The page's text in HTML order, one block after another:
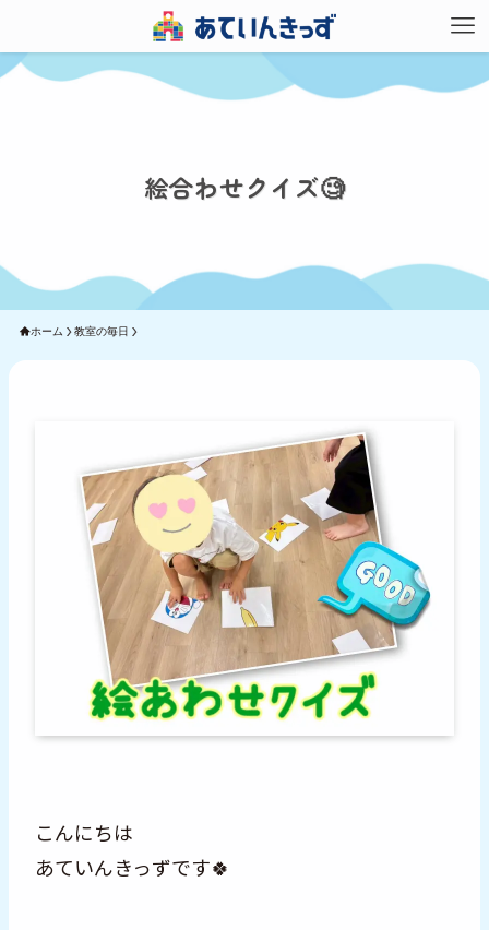
絵合わせクイズ🧐
ホーム 教室の毎日
こんにちは
あていんきっずです🍀